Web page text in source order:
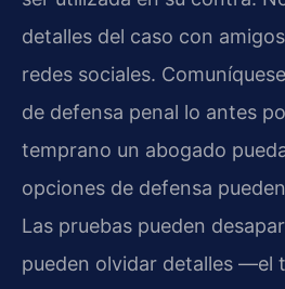
detalles del caso con
redes sociales.
de defensa penal lo antes
temprano un abogado
opciones de defensa
Las pruebas pueden
pueden olvidar detalles —el